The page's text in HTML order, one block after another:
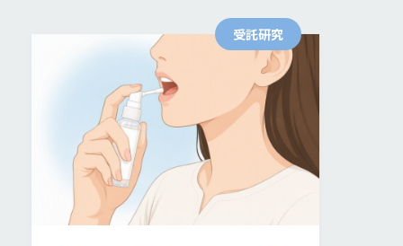
受託研究